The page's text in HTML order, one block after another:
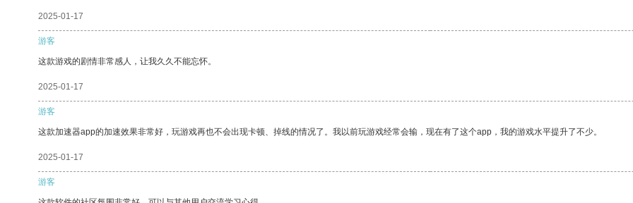
2025-01-17
游客
这款游戏的剧情非常感人，让我久久不能忘怀。
2025-01-17
游客
这款加速器app的加速效果非常好，玩游戏再也不会出现卡顿、掉线的情况了。我以前玩游戏经常会输，现在有了这个app，我的游戏水平提升了不少。
2025-01-17
游客